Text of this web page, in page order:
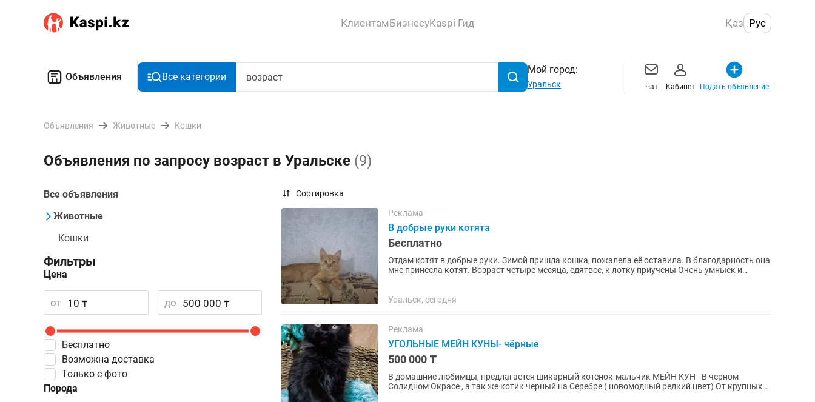
КлиентамБизнесуKaspi Гид Қаз Рус
Объявления Все категории
Мой город:
Уральск Чат Кабинет Подать объявление
Объявления Животные Кошки
Объявления по запросу возраст в Уральске (9)
Все объявления
Животные
Кошки
Фильтры
Цена
от до
Бесплатно
Возможна доставка
Порода
Только с фото
Сортировка
Реклама
В добрые руки котята
Бесплатно
Отдам котят в добрые руки. Зимой пришла кошка, пожалела её оставила. В благодарность она
мне принесла котят. Возраст четыре месяца, едятвсе, к лотку приучены Очень умныек и
Уральск, сегодня
Реклама
УГОЛЬНЫЕ МЕЙН КУНЫ- чёрные
500 000 ₸
В домaшниe любимцы, пpедлaгaется шикaрный котенoк-мальчик МЕЙН КУН - В черном
Солидном Окрасе , а так же котик черный на Серебре ( новомодный редкий цвет) От крупных